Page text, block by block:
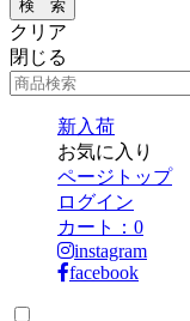
クリア
閉じる
新入荷
お気に入り
ページトップ
ログイン
カート： 0
instagram
facebook